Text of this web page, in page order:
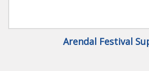
Arendal Festival